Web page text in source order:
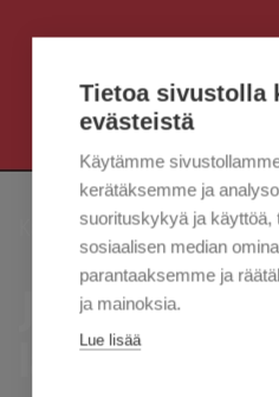
Kaisanet › Joulutarjoukset ja
lahjaideat 2021
Tietoa sivustolla
evästeistä
Käytämme
kerätäksemme ja
suorituskykyä ja käyttöä,
sosiaalisen median
parantaaksemme ja
ja mainoksia.
Lue lisää